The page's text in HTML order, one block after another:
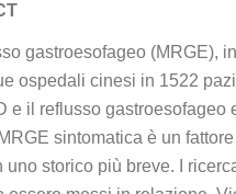
gastroesofageo (MRGE),
ospedali cinesi in 1522
il reflusso gastroesofageo
sintomatica è un
storico più breve. I